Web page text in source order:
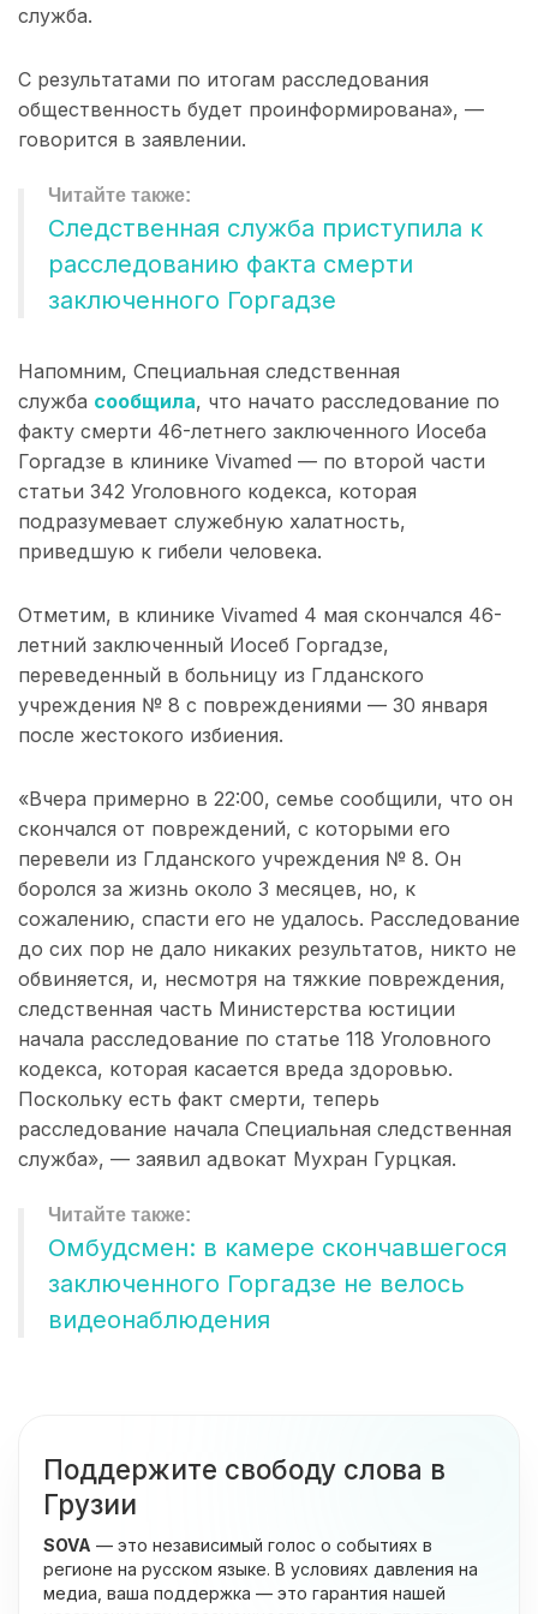
служба.
С результатами по итогам расследования
общественность будет проинформирована», —
говорится в заявлении.
Следственная служба приступила к
расследованию факта смерти
заключенного Горгадзе
Напомним, Специальная следственная
служба сообщила, что начато расследование по
факту смерти 46-летнего заключенного Иосеба
Горгадзе в клинике Vivamed — по второй части
статьи 342 Уголовного кодекса, которая
подразумевает служебную халатность,
приведшую к гибели человека.
Отметим, в клинике Vivamed 4 мая скончался 46-
летний заключенный Иосеб Горгадзе,
переведенный в больницу из Глданского
учреждения № 8 с повреждениями — 30 января
после жестокого избиения.
«Вчера примерно в 22:00, семье сообщили, что он
скончался от повреждений, с которыми его
перевели из Глданского учреждения № 8. Он
боролся за жизнь около 3 месяцев, но, к
сожалению, спасти его не удалось. Расследование
до сих пор не дало никаких результатов, никто не
обвиняется, и, несмотря на тяжкие повреждения,
следственная часть Министерства юстиции
начала расследование по статье 118 Уголовного
кодекса, которая касается вреда здоровью.
Поскольку есть факт смерти, теперь
расследование начала Специальная следственная
служба», — заявил адвокат Мухран Гурцкая.
Омбудсмен: в камере скончавшегося
заключенного Горгадзе не велось
видеонаблюдения
Поддержите свободу слова в
Грузии
SOVA — это независимый голос о событиях в
регионе на русском языке. В условиях давления на
медиа, ваша поддержка — это гарантия нашей